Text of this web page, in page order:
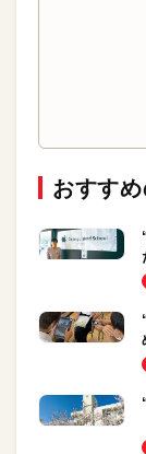
おすす